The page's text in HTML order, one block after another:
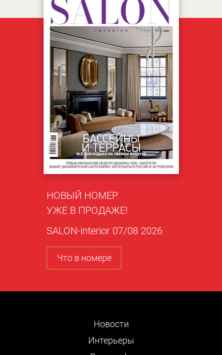
НОВЫЙ НОМЕР
УЖЕ В ПРОДАЖЕ!
SALON-interior 07/08 2026
Что в номере
Новости
Интерьеры